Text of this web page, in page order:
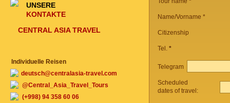
Name/Vorname *
Citizenship
Tel. *
Telegram
Scheduled
dates of travel:
UNSERE
KONTAKTE
CENTRAL ASIA TRAVEL
Individuelle Reisen
deutsch@centralasia-travel.com
@Central_Asia_Travel_Tours
(+998) 94 358 60 06